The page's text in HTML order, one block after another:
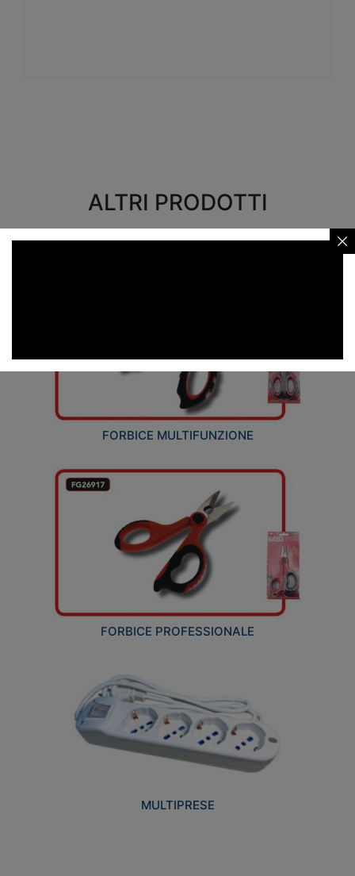
ALTRI PRODOTTI
FORBICE MULTIFUNZIONE
FORBICE PROFESSIONALE
MULTIPRESE